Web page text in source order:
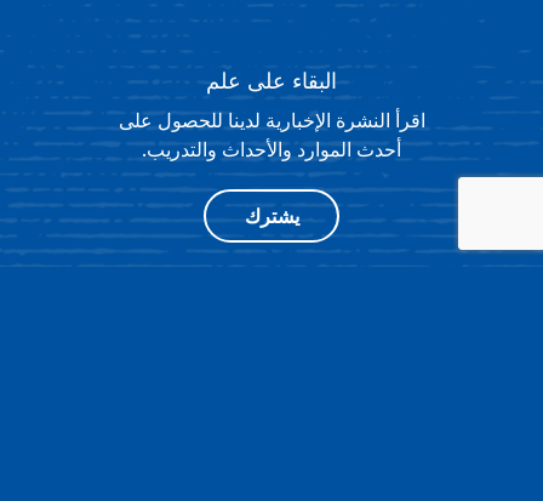
البقاء على علم
اقرأ النشرة الإخبارية لدينا للحصول على
أحدث الموارد والأحداث والتدريب.
يشترك